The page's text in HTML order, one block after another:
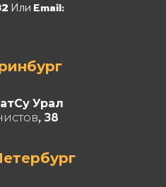
Или Email:
Урал
38